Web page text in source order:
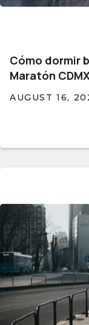
Cómo dormir
Maratón
AUGUST 16,